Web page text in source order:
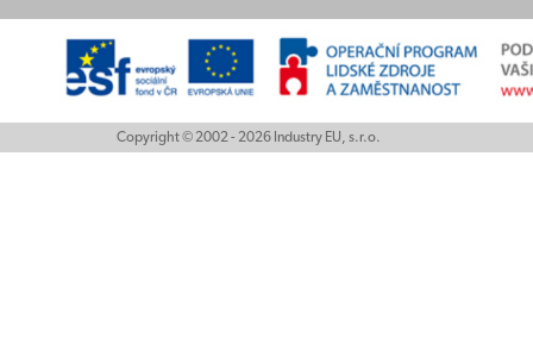
Copyright © 2002 - 2026 Industry EU, s.r.o.